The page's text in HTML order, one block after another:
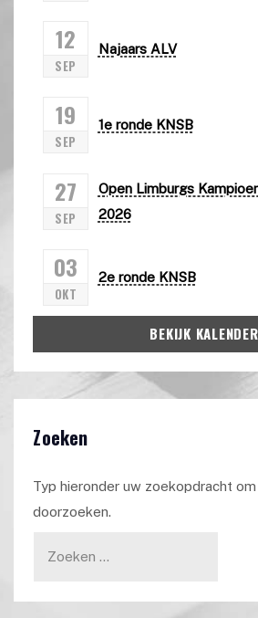
12
SEP
Najaars ALV
19
SEP
1e ronde KNSB
27
SEP
Open Limburgs
2026
03
OKT
2e ronde KNSB
BEKIJK KALENDER
Zoeken
Typ hieronder uw zoekopdracht
doorzoeken.